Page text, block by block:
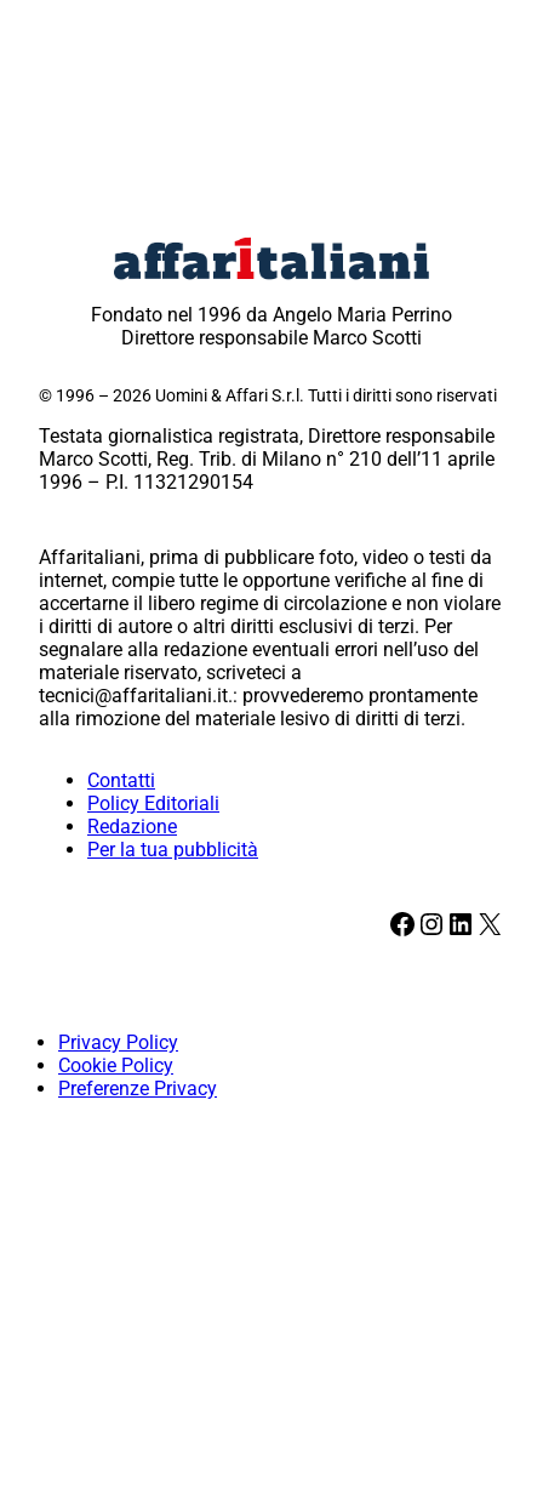
Fondato nel 1996 da Angelo Maria Perrino
Direttore responsabile Marco Scotti
© 1996 – 2026 Uomini & Affari S.r.l. Tutti i diritti sono riservati
Testata giornalistica registrata, Direttore responsabile
Marco Scotti, Reg. Trib. di Milano n° 210 dell’11 aprile
1996 – P.I. 11321290154
Affaritaliani, prima di pubblicare foto, video o testi da
internet, compie tutte le opportune verifiche al fine di
accertarne il libero regime di circolazione e non violare
i diritti di autore o altri diritti esclusivi di terzi. Per
segnalare alla redazione eventuali errori nell’uso del
materiale riservato, scriveteci a
tecnici@affaritaliani.it.: provvederemo prontamente
alla rimozione del materiale lesivo di diritti di terzi.
Contatti
Policy Editoriali
Redazione
Per la tua pubblicità
Facebook Instagram LinkedIn X
Privacy Policy
Cookie Policy
Preferenze Privacy